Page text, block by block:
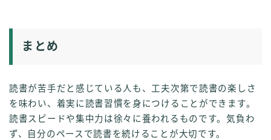
まとめ
読書が苦手だと感じている人も、工夫次第で読書の楽しさ
を味わい、着実に読書習慣を身につけることができます。
読書スピードや集中力は徐々に養われるものです。気負わ
ず、自分のペースで読書を続けることが大切です。